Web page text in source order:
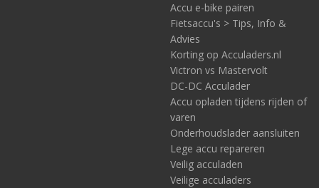
Accu e-bike pairen
Fietsaccu's > Tips, Info &
Advies
Korting op Acculaders.nl
Victron vs Mastervolt
DC-DC Acculader
Accu opladen tijdens rijden of
varen
Onderhoudslader aansluiten
Lege accu repareren
Veilig acculaden
Veilige acculaders